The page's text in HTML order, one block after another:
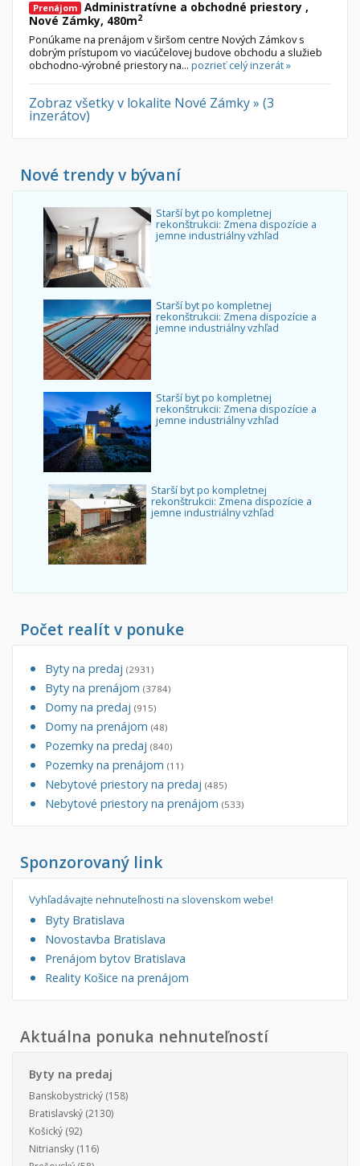
Prenájom Administratívne a obchodné priestory ,
Nové Zámky, 480m2
Ponúkame na prenájom v širšom centre Nových Zámkov s
dobrým prístupom vo viacúčelovej budove obchodu a služieb
obchodno-výrobné priestory na... pozrieť celý inzerát »
Zobraz všetky v lokalite Nové Zámky » (3
inzerátov)
Nové trendy v bývaní
Starší byt po kompletnej
rekonštrukcii: Zmena dispozície a
jemne industriálny vzhľad
Starší byt po kompletnej
rekonštrukcii: Zmena dispozície a
jemne industriálny vzhľad
Starší byt po kompletnej
rekonštrukcii: Zmena dispozície a
jemne industriálny vzhľad
Starší byt po kompletnej
rekonštrukcii: Zmena dispozície a
jemne industriálny vzhľad
Počet realít v ponuke
Byty na predaj (2931)
Byty na prenájom (3784)
Domy na predaj (915)
Domy na prenájom (48)
Pozemky na predaj (840)
Pozemky na prenájom (11)
Nebytové priestory na predaj (485)
Nebytové priestory na prenájom (533)
Sponzorovaný link
Vyhľadávajte nehnuteľnosti na slovenskom webe!
Byty Bratislava
Novostavba Bratislava
Prenájom bytov Bratislava
Reality Košice na prenájom
Aktuálna ponuka nehnuteľností
Byty na predaj
Banskobystrický (158)
Bratislavský (2130)
Košický (92)
Nitriansky (116)